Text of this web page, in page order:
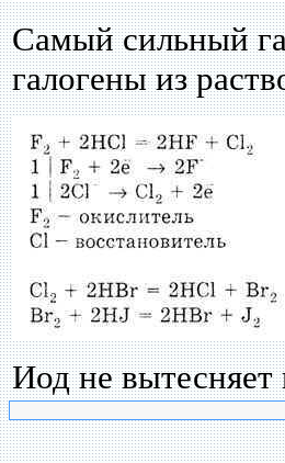
Самый сильный
галогены из
Иод не вытесняет